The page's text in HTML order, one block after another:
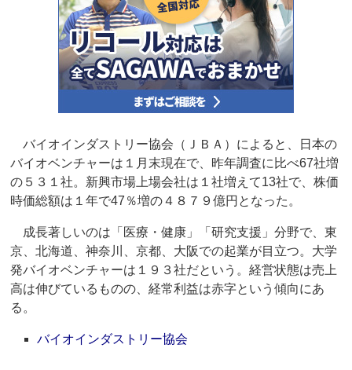
バイオインダストリー協会（ＪＢＡ）によると、日本の
バイオベンチャーは１月末現在で、昨年調査に比べ67社増
の５３１社。新興市場上場会社は１社増えて13社で、株価
時価総額は１年で47％増の４８７９億円となった。
成長著しいのは「医療・健康」「研究支援」分野で、東
京、北海道、神奈川、京都、大阪での起業が目立つ。大学
発バイオベンチャーは１９３社だという。経営状態は売上
高は伸びているものの、経常利益は赤字という傾向にあ
る。
バイオインダストリー協会